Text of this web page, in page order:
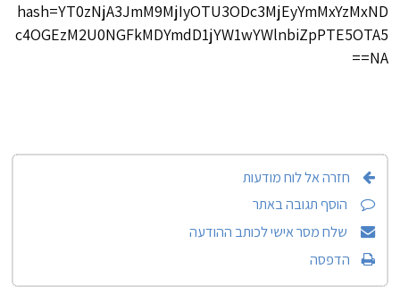
hash=YT0zNjA3JmM9MjIyOTU3ODc3MjEyYmMxYzMxND
c4OGEzM2U0NGFkMDYmdD1jYW1wYWlnbiZpPTE5OTA5
NA==
חזרה אל לוח מודעות
הוסף תגובה באתר
שלח מסר אישי לכותב ההודעה
הדפסה